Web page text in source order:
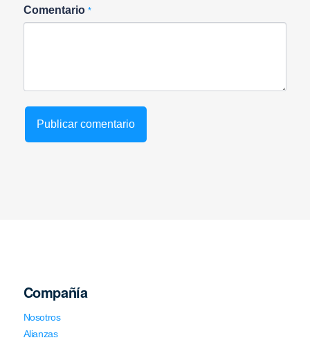
Comentario *
Compañía
Nosotros
Alianzas